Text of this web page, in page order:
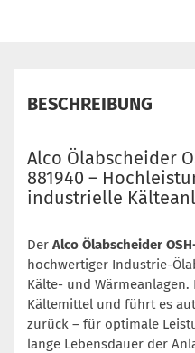
BESCHREIBUNG
Alco Ölabscheider
881940 –
industrielle
Der Alco Ölabscheider
hochwertiger Industrie-
Kälte- und
Kältemittel und führt es
zurück – für optimale
lange Lebensdauer der